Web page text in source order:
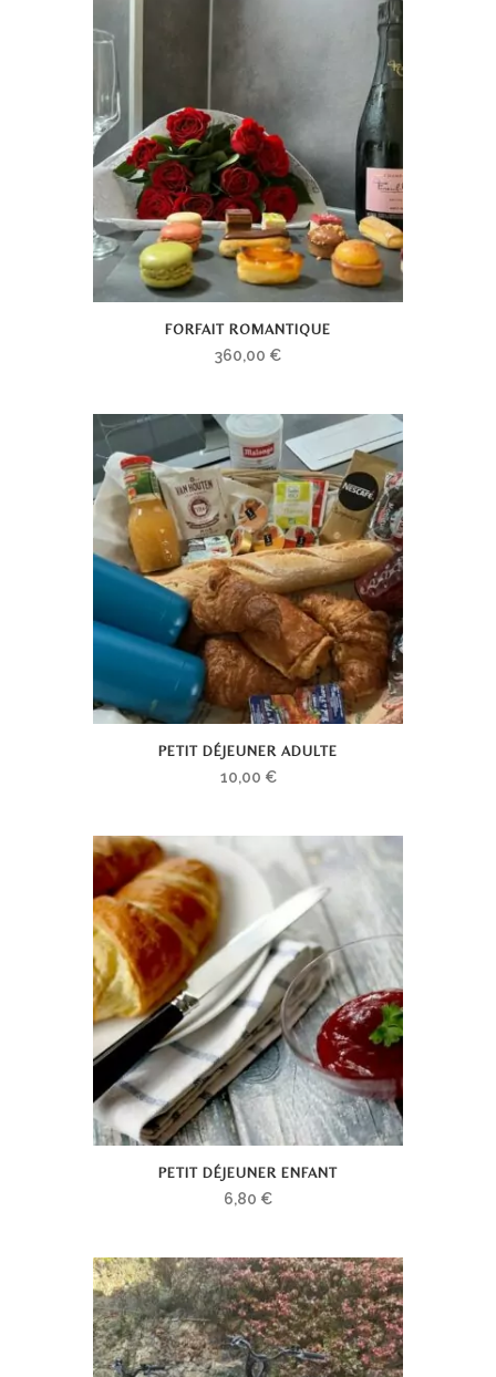
FORFAIT ROMANTIQUE
360,00 €
PETIT DÉJEUNER ADULTE
10,00 €
PETIT DÉJEUNER ENFANT
6,80 €